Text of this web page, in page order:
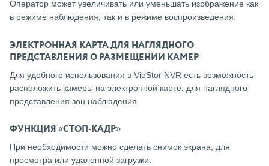
Оператор может увеличивать или уменьшать изображение как
в режиме наблюдения, так и в режиме воспроизведения.
ЭЛЕКТРОННАЯ КАРТА ДЛЯ НАГЛЯДНОГО
ПРЕДСТАВЛЕНИЯ О РАЗМЕЩЕНИИ КАМЕР
Для удобного использования в VioStor NVR есть возможность
расположить камеры на электронной карте, для наглядного
представления зон наблюдения.
ФУНКЦИЯ «СТОП-КАДР»
При необходимости можно сделать снимок экрана, для
просмотра или удаленной загрузки.